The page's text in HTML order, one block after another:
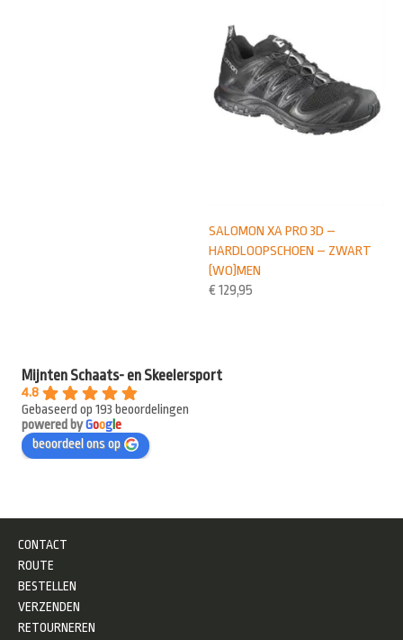
SALOMON XA PRO 3D –
HARDLOOPSCHOEN – ZWART
(WO)MEN
€ 129,95
Mijnten Schaats- en Skeelersport
4.8
Gebaseerd op 193 beoordelingen
powered byGooge
beoordeel ons op
CONTACT
ROUTE
BESTELLEN
VERZENDEN
RETOURNEREN